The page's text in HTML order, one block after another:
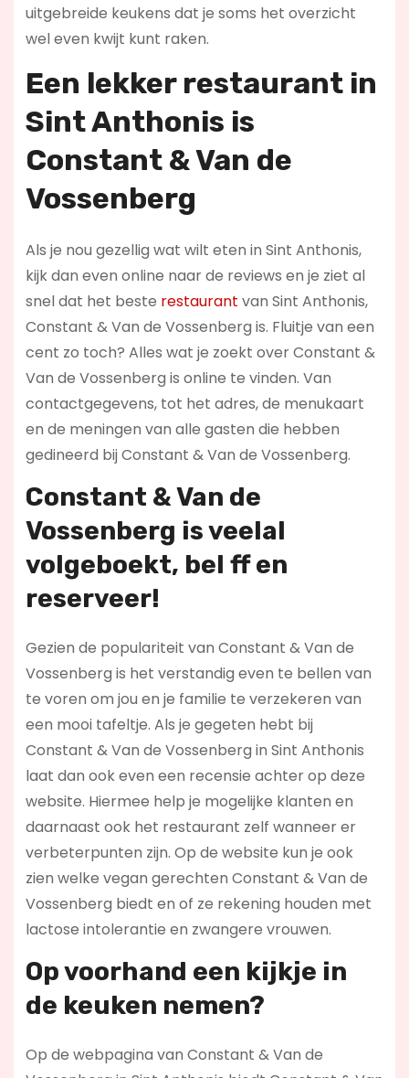
uitgebreide keukens dat je soms het overzicht
wel even kwijt kunt raken.
Een lekker restaurant in
Sint Anthonis is
Constant & Van de
Vossenberg
Als je nou gezellig wat wilt eten in Sint Anthonis,
kijk dan even online naar de reviews en je ziet al
snel dat het beste restaurant van Sint Anthonis,
Constant & Van de Vossenberg is. Fluitje van een
cent zo toch? Alles wat je zoekt over Constant &
Van de Vossenberg is online te vinden. Van
contactgegevens, tot het adres, de menukaart
en de meningen van alle gasten die hebben
gedineerd bij Constant & Van de Vossenberg.
Constant & Van de
Vossenberg is veelal
volgeboekt, bel ff en
reserveer!
Gezien de populariteit van Constant & Van de
Vossenberg is het verstandig even te bellen van
te voren om jou en je familie te verzekeren van
een mooi tafeltje. Als je gegeten hebt bij
Constant & Van de Vossenberg in Sint Anthonis
laat dan ook even een recensie achter op deze
website. Hiermee help je mogelijke klanten en
daarnaast ook het restaurant zelf wanneer er
verbeterpunten zijn. Op de website kun je ook
zien welke vegan gerechten Constant & Van de
Vossenberg biedt en of ze rekening houden met
lactose intolerantie en zwangere vrouwen.
Op voorhand een kijkje in
de keuken nemen?
Op de webpagina van Constant & Van de